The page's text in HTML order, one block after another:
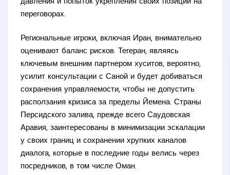
давления и попыток укрепления своих позиций на
переговорах.
Региональные игроки, включая Иран, внимательно
оценивают баланс рисков. Тегеран, являясь
ключевым внешним партнером хуситов, вероятно,
усилит консультации с Саной и будет добиваться
сохранения управляемости, чтобы не допустить
расползания кризиса за пределы Йемена. Страны
Персидского залива, прежде всего Саудовская
Аравия, заинтересованы в минимизации эскалации
у своих границ и сохранении хрупких каналов
диалога, которые в последние годы велись через
посредников, в том числе Оман.